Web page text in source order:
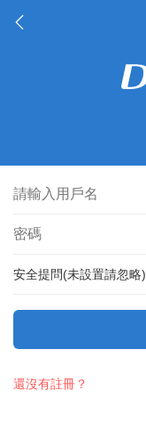
安全提問(未設置請忽略)
還沒有註冊？